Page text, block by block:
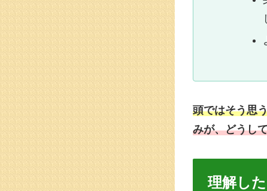
頭ではそう思
みが、どうし
理解し